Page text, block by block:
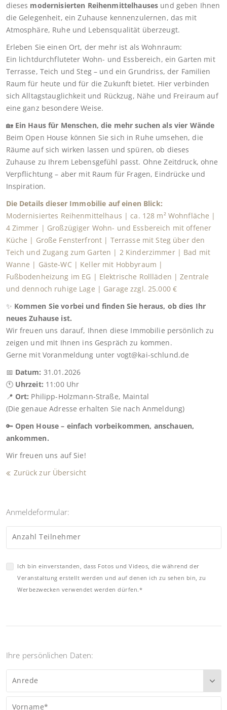
dieses modernisierten Reihenmittelhauses und geben Ihnen
die Gelegenheit, ein Zuhause kennenzulernen, das mit
Atmosphäre, Ruhe und Lebensqualität überzeugt.
Erleben Sie einen Ort, der mehr ist als Wohnraum:
Ein lichtdurchfluteter Wohn- und Essbereich, ein Garten mit
Terrasse, Teich und Steg – und ein Grundriss, der Familien
Raum für heute und für die Zukunft bietet. Hier verbinden
sich Alltagstauglichkeit und Rückzug, Nähe und Freiraum auf
eine ganz besondere Weise.
🏡 Ein Haus für Menschen, die mehr suchen als vier Wände
Beim Open House können Sie sich in Ruhe umsehen, die
Räume auf sich wirken lassen und spüren, ob dieses
Zuhause zu Ihrem Lebensgefühl passt. Ohne Zeitdruck, ohne
Verpflichtung – aber mit Raum für Fragen, Eindrücke und
Inspiration.
Die Details dieser Immobilie auf einen Blick:
Modernisiertes Reihenmittelhaus | ca. 128 m² Wohnfläche |
4 Zimmer | Großzügiger Wohn- und Essbereich mit offener
Küche | Große Fensterfront | Terrasse mit Steg über den
Teich und Zugang zum Garten | 2 Kinderzimmer | Bad mit
Wanne | Gäste-WC | Keller mit Hobbyraum |
Fußbodenheizung im EG | Elektrische Rollläden | Zentrale
und dennoch ruhige Lage | Garage zzgl. 25.000 €
✨ Kommen Sie vorbei und finden Sie heraus, ob dies Ihr
neues Zuhause ist.
Wir freuen uns darauf, Ihnen diese Immobilie persönlich zu
zeigen und mit Ihnen ins Gespräch zu kommen.
Gerne mit Voranmeldung unter vogt@kai-schlund.de
📅 Datum: 31.01.2026
🕚 Uhrzeit: 11:00 Uhr
📍 Ort: Philipp-Holzmann-Straße, Maintal
(Die genaue Adresse erhalten Sie nach Anmeldung)
🔑 Open House – einfach vorbeikommen, anschauen,
ankommen.
Wir freuen uns auf Sie!
Zurück zur Übersicht
Anmeldeformular:
Anzahl Teilnehmer
Ich bin einverstanden, dass Fotos und Videos, die während der
Veranstaltung erstellt werden und auf denen ich zu sehen bin, zu
Werbezwecken verwendet werden dürfen.*
Ihre persönlichen Daten:
Anrede
Vorname*